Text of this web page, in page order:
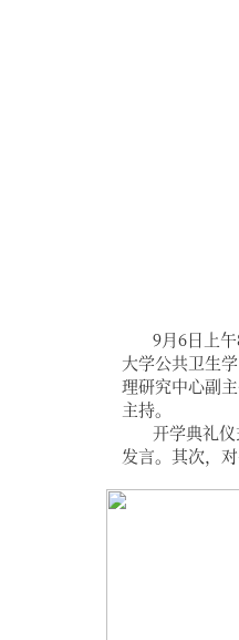
9月6日上
大学公共卫生
理研究中心副
主持。
开学典礼
发言。其次，